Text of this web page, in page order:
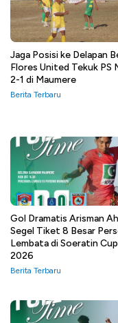
Jaga Posisi ke Delapan
Flores United Tekuk PS
2-1 di Maumere
Berita Terbaru
Gol Dramatis Arisman
Segel Tiket 8 Besar
Lembata di Soeratin
2026
Berita Terbaru